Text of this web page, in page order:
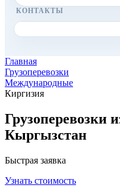
КОНТАКТЫ
Главная
Грузоперевозки
Международные
Киргизия
Грузоперевозки
Кыргызстан
Быстрая заявка
Узнать стоимость